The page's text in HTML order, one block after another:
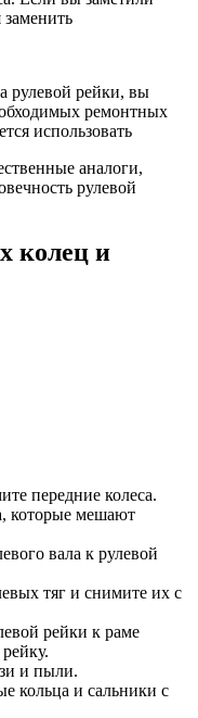
рулевой рейки, вы
ремонтных
использовать
аналоги,
рулевой
колец и
передние колеса.
которые мешают
вала к рулевой
тяг и снимите их с
рейки к раме
и пыли.
кольца и сальники с